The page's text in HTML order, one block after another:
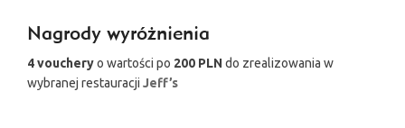
Nagrody wyróżnienia
4 voucheryo wartości po 200 PLNdo zrealizowania w
wybranej restauracji Jeff’s